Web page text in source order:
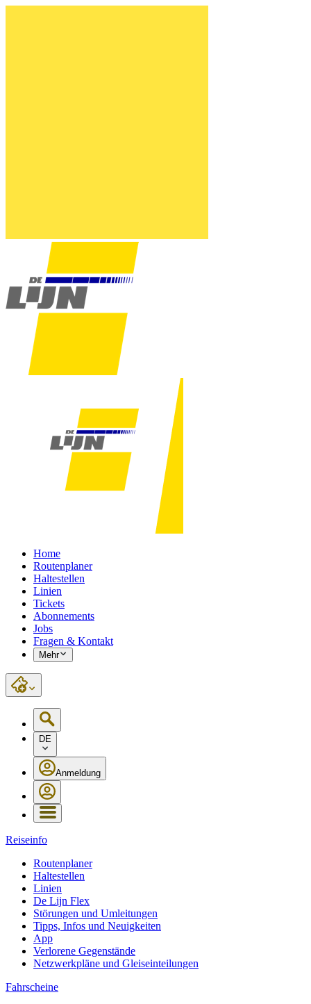
Home
Routenplaner
Haltestellen
Linien
Tickets
Abonnements
Jobs
Fragen & Kontakt
Mehr
DE
Anmeldung
Reiseinfo
Routenplaner
Haltestellen
Linien
De Lijn Flex
Störungen und Umleitungen
Tipps, Infos und Neuigkeiten
App
Verlorene Gegenstände
Netzwerkpläne und Gleiseinteilungen
Fahrscheine